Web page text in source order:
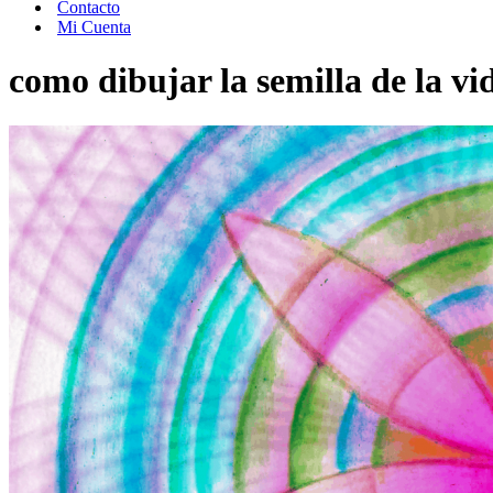
Contacto
Mi Cuenta
como dibujar la semilla de la